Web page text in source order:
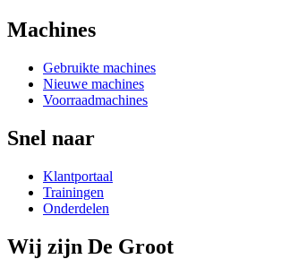
Machines
Gebruikte machines
Nieuwe machines
Voorraadmachines
Snel naar
Klantportaal
Trainingen
Onderdelen
Wij zijn De Groot